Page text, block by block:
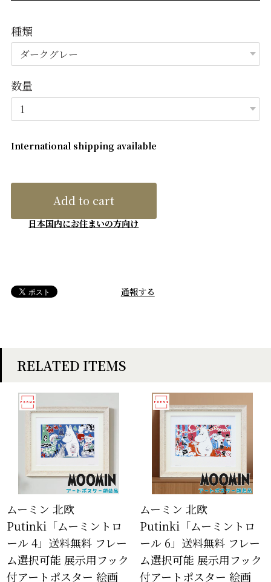
種類
数量
International shipping available
Add to cart
日本国内にお住まいの方向け
通報する
RELATED ITEMS
ムーミン 北欧
Putinki「ムーミントロ
ール 4」送料無料 フレー
ム選択可能 展示用フック
付アートポスター 絵画
ムーミン 北欧
Putinki「ムーミントロ
ール 6」送料無料 フレー
ム選択可能 展示用フック
付アートポスター 絵画